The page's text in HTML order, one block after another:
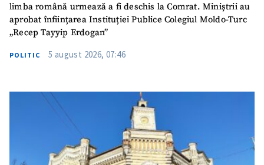
limba română urmează a fi deschis la Comrat. Miniștrii au
aprobat înființarea Instituției Publice Colegiul Moldo-Turc
„Recep Tayyip Erdogan”
POLITIC 5 august 2026, 07:46